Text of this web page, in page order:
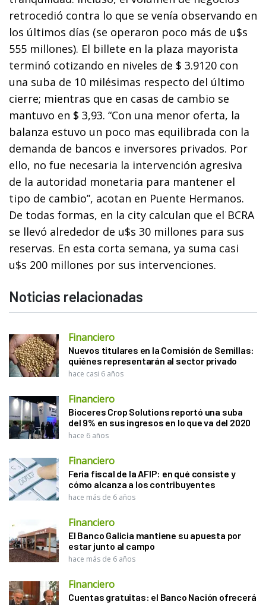
retrocedió contra lo que se venía observando en
los últimos días (se operaron poco más de u$s
555 millones). El billete en la plaza mayorista
terminó cotizando en niveles de $ 3.9120 con
una suba de 10 milésimas respecto del último
cierre; mientras que en casas de cambio se
mantuvo en $ 3,93. “Con una menor oferta, la
balanza estuvo un poco mas equilibrada con la
demanda de bancos e inversores privados. Por
ello, no fue necesaria la intervención agresiva
de la autoridad monetaria para mantener el
tipo de cambio”, acotan en Puente Hermanos.
De todas formas, en la city calculan que el BCRA
se llevó alrededor de u$s 30 millones para sus
reservas. En esta corta semana, ya suma casi
u$s 200 millones por sus intervenciones.
Noticias relacionadas
Financiero
Nuevos titulares en la Comisión de Semillas:
quiénes representarán al sector privado
hace casi 6 años
Financiero
Bioceres Crop Solutions reportó una suba
del 9% en sus ingresos en lo que va del 2020
hace 6 años
Financiero
Feria fiscal de la AFIP: en qué consiste y
cómo alcanza a los contribuyentes
hace más de 6 años
Financiero
El Banco Galicia mantiene su apuesta por
estar junto al campo
hace más de 6 años
Financiero
Cuentas gratuitas: el Banco Nación ofrecerá